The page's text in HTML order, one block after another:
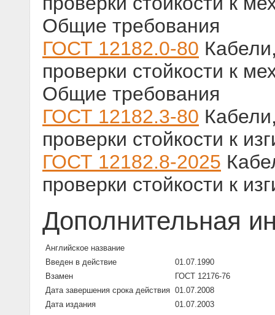
Общие требования
ГОСТ 12182.0-80
проверки стойкости к
Общие требования
ГОСТ 12182.3-80
проверки стойкости к
ГОСТ 12182.8-2025
проверки стойкости к
Дополнительная
Английское название
Введен в действие
01.07.1990
Взамен
ГОСТ 12176-76
Дата завершения срока действия 01.07.2008
Дата издания
01.07.2003